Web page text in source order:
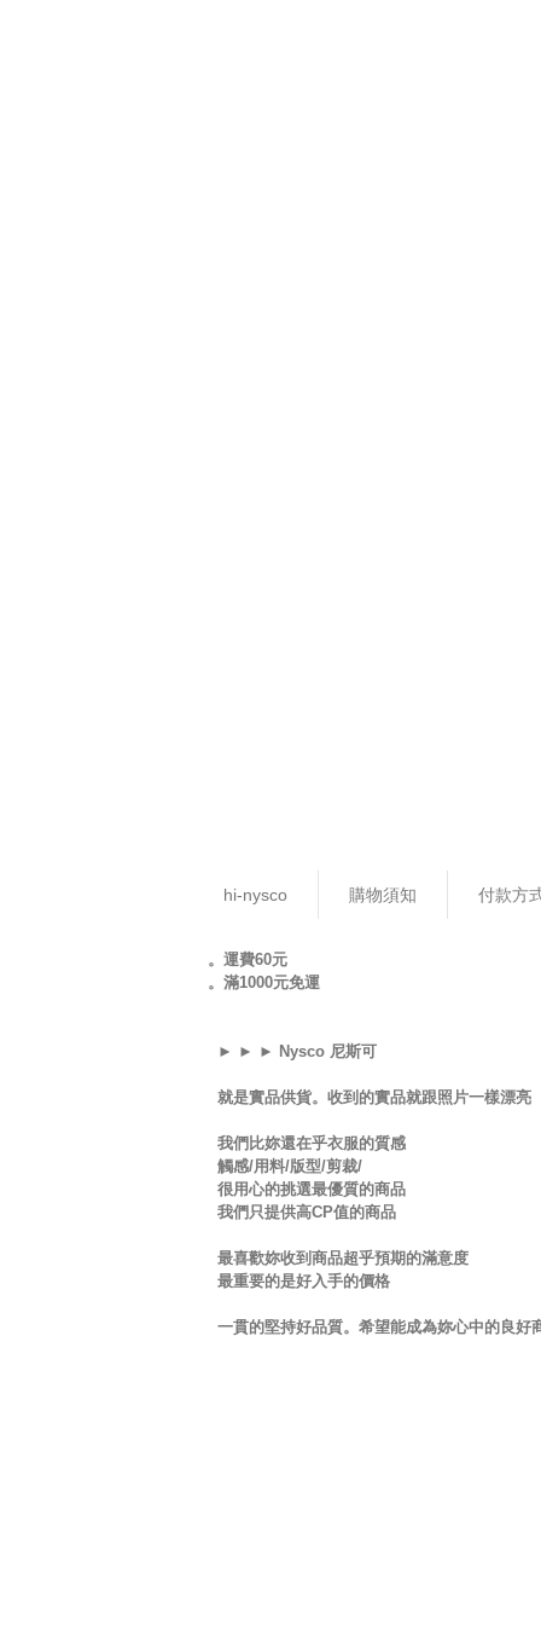
hi-nysco 購物須知 付款方
。運費60元
。滿1000元免運
► ► ► Nysco 尼斯可
就是實品供貨。收到的實品就跟照片一樣漂亮
我們比妳還在乎衣服的質感
觸感/用料/版型/剪裁/
很用心的挑選最優質的商品
我們只提供高CP值的商品
最喜歡妳收到商品超乎預期的滿意度
最重要的是好入手的價格
一貫的堅持好品質。希望能成為妳心中的良好